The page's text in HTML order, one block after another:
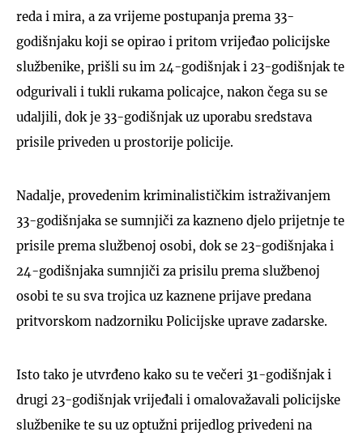
reda i mira, a za vrijeme postupanja prema 33-
godišnjaku koji se opirao i pritom vrijeđao policijske
službenike, prišli su im 24-godišnjak i 23-godišnjak te
odgurivali i tukli rukama policajce, nakon čega su se
udaljili, dok je 33-godišnjak uz uporabu sredstava
prisile priveden u prostorije policije.
Nadalje, provedenim kriminalističkim istraživanjem
33-godišnjaka se sumnjiči za kazneno djelo prijetnje te
prisile prema službenoj osobi, dok se 23-godišnjaka i
24-godišnjaka sumnjiči za prisilu prema službenoj
osobi te su sva trojica uz kaznene prijave predana
pritvorskom nadzorniku Policijske uprave zadarske.
Isto tako je utvrđeno kako su te večeri 31-godišnjak i
drugi 23-godišnjak vrijeđali i omalovažavali policijske
službenike te su uz optužni prijedlog privedeni na